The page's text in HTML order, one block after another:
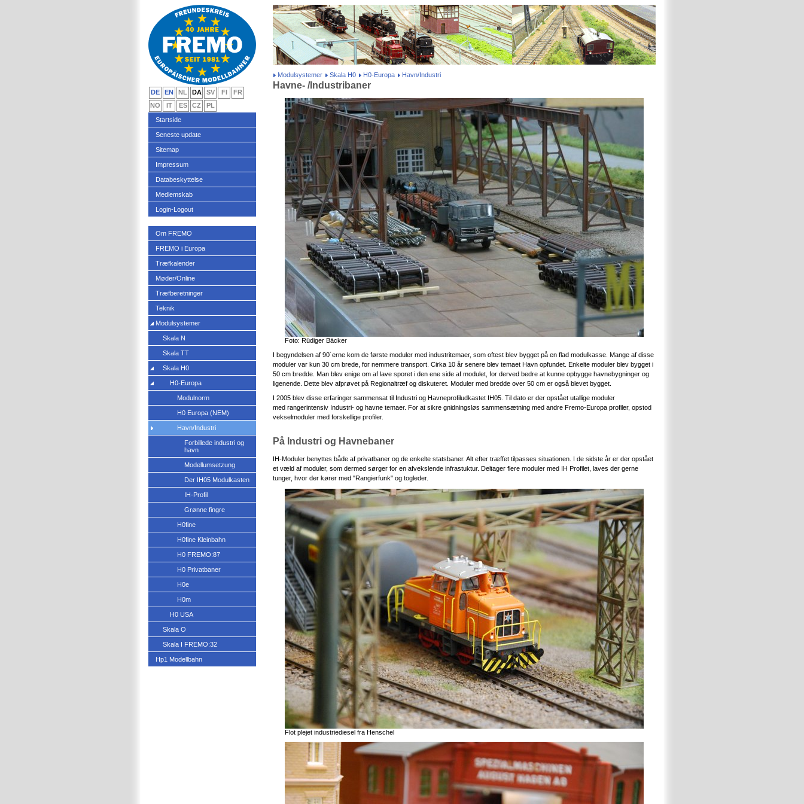
Modulsystemer Skala H0 H0-Europa Havn/Industri
Havne- /Industribaner
Foto: Rüdiger Bäcker
I begyndelsen af 90´erne kom de første moduler med industritemaer, som oftest blev bygget på en flad modulkasse. Mange af disse
moduler var kun 30 cm brede, for nemmere transport. Cirka 10 år senere blev temaet Havn opfundet. Enkelte moduler blev bygget i
50 cm bredde. Man blev enige om af lave sporet i den ene side af modulet, for derved bedre at kunne opbygge havnebygninger og
ligenende. Dette blev afprøvet på Regionaltræf og diskuteret. Moduler med bredde over 50 cm er også blevet bygget.
I 2005 blev disse erfaringer sammensat til Industri og Havneprofiludkastet IH05. Til dato er der opstået utallige moduler
med rangerintensiv Industri- og havne temaer. For at sikre gnidningsløs sammensætning med andre Fremo-Europa profiler, opstod
vekselmoduler med forskellige profiler.
På Industri og Havnebaner
IH-Moduler benyttes både af privatbaner og de enkelte statsbaner. Alt efter træffet tilpasses situationen. I de sidste år er der opstået
et væld af moduler, som dermed sørger for en afvekslende infrastuktur. Deltager flere moduler med IH Profilet, laves der gerne
tunger, hvor der kører med "Rangierfunk" og togleder.
Flot plejet industriediesel fra Henschel
DE EN NL DA SV FI
FR
NO
IT ES CZ
PL
Startside
Seneste update
Sitemap
Impressum
Databeskyttelse
Medlemskab
Login-Logout
Om FREMO
FREMO i Europa
Træfkalender
Møder/Online
Træfberetninger
Teknik
Modulsystemer
Skala N
Skala TT
Skala H0
H0-Europa
Modulnorm
H0 Europa (NEM)
Havn/Industri
Forbillede industri og
havn
Modellumsetzung
Der IH05 Modulkasten
IH-Profil
Grønne fingre
H0fine
H0fine Kleinbahn
H0 FREMO:87
H0 Privatbaner
H0e
H0m
H0 USA
Skala O
Skala I FREMO:32
Hp1 Modellbahn